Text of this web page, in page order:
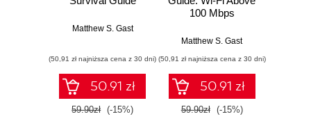
Matthew S. Gast
(50,91 zł najniższa cena z 30 dni)
50.91 zł
59.90zł (-15%)
100 Mbps
Matthew S. Gast
(50,91 zł najniższa cena z 30 dni)
50.91 zł
59.90zł (-15%)